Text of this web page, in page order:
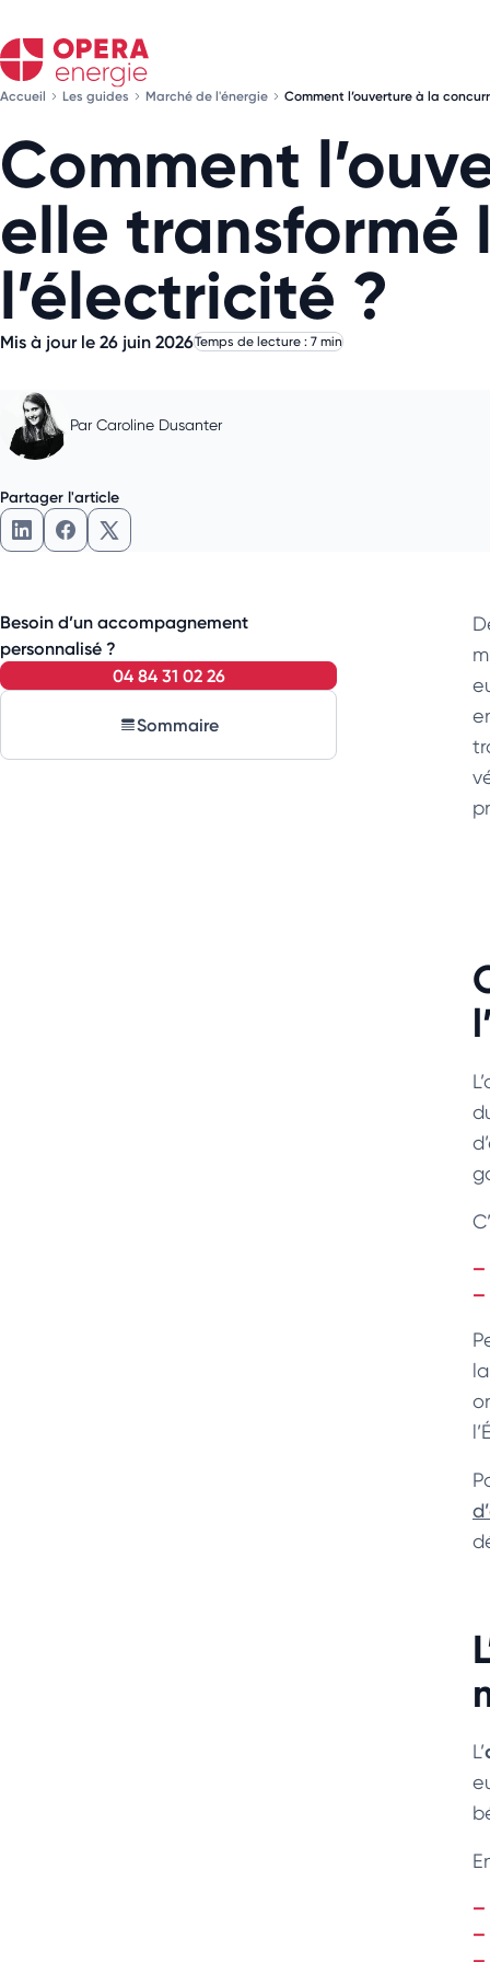
Accueil Les guides Marché de l'énergie Comment l’ouverture à la
Comment
elle transformé
l’électricité ?
Mis à jour le 26 juin 2026Temps de lecture : 7 min
Par Caroline Dusanter
Partager l'article
Partager l'article sur LinkedIn
Partager l'article sur Facebook
Partager l'article sur X
Besoin d’un accompagnement
personnalisé ?
04 84 31 02 26
Sommaire
L’